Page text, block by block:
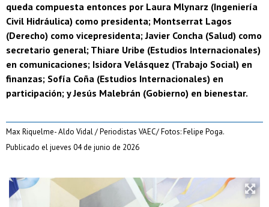
queda compuesta entonces por Laura Mlynarz (Ingeniería
Civil Hidráulica) como presidenta; Montserrat Lagos
(Derecho) como vicepresidenta; Javier Concha (Salud) como
secretario general; Thiare Uribe (Estudios Internacionales)
en comunicaciones; Isidora Velásquez (Trabajo Social) en
finanzas; Sofía Coña (Estudios Internacionales) en
participación; y Jesús Malebrán (Gobierno) en bienestar.
Max Riquelme- Aldo Vidal / Periodistas VAEC/ Fotos: Felipe Poga.
Publicado el jueves 04 de junio de 2026